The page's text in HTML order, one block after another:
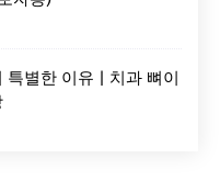
특별한 이유 | 치과 뼈이